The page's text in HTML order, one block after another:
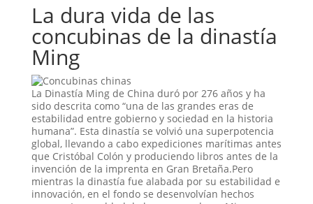
La dura vida de las
concubinas de la dinastía
Ming
La Dinastía Ming de China duró por 276 años y ha
sido descrita como “una de las grandes eras de
estabilidad entre gobierno y sociedad en la historia
humana”. Esta dinastía se volvió una superpotencia
global, llevando a cabo expediciones marítimas antes
que Cristóbal Colón y produciendo libros antes de la
invención de la imprenta en Gran Bretaña.Pero
mientras la dinastía fue alabada por su estabilidad e
innovación, en el fondo se desenvolvían hechos